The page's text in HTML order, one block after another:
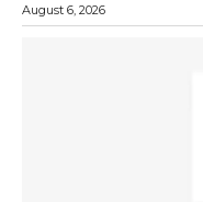
August 6, 2026